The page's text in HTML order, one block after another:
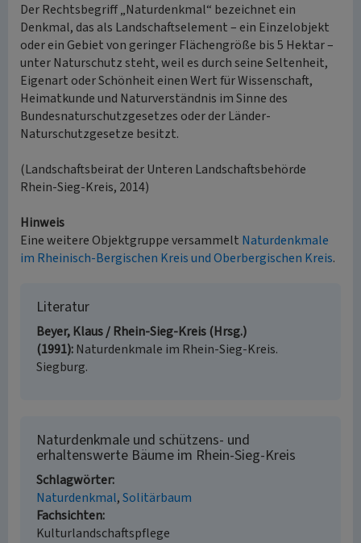
Der Rechtsbegriff „Naturdenkmal“ bezeichnet ein
Denkmal, das als Landschaftselement – ein Einzelobjekt
oder ein Gebiet von geringer Flächengröße bis 5 Hektar –
unter Naturschutz steht, weil es durch seine Seltenheit,
Eigenart oder Schönheit einen Wert für Wissenschaft,
Heimatkunde und Naturverständnis im Sinne des
Bundesnaturschutzgesetzes oder der Länder-
Naturschutzgesetze besitzt.
(Landschaftsbeirat der Unteren Landschaftsbehörde
Rhein-Sieg-Kreis, 2014)
Hinweis
Eine weitere Objektgruppe versammelt Naturdenkmale
im Rheinisch-Bergischen Kreis und Oberbergischen Kreis.
Literatur
Beyer, Klaus / Rhein-Sieg-Kreis (Hrsg.)
(1991) Naturdenkmale im Rhein-Sieg-Kreis.
Siegburg.
Naturdenkmale und schützens- und
erhaltenswerte Bäume im Rhein-Sieg-Kreis
Schlagwörter
Naturdenkmal Solitärbaum
Fachsichten
Kulturlandschaftspflege